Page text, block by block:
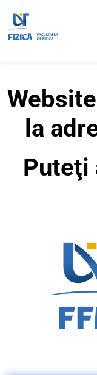
la
Puteţi